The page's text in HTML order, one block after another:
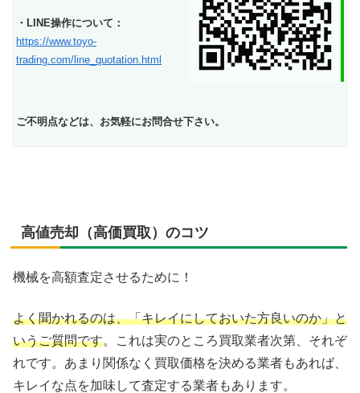
・LINE操作について：
https://www.toyo-
trading.com/line_quotation.html
ご不明点などは、お気軽にお問合せ下さい。
高値売却（高価買取）のコツ
機械を高額査定させるために！
よく聞かれるのは、「キレイにしておいた方良いのか」と
いうご質問です。これは実のところ買取業者次第、それぞ
れです。あまり関係なく買取価格を決める業者もあれば、
キレイな点を加味して査定する業者もあります。